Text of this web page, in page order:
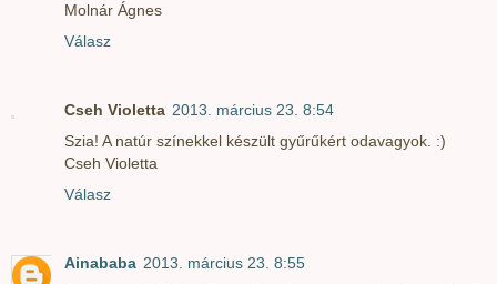
Molnár Ágnes
Válasz
Cseh Violetta 2013. március 23. 8:54
Szia! A natúr színekkel készült gyűrűkért odavagyok. :)
Cseh Violetta
Válasz
Ainababa 2013. március 23. 8:55